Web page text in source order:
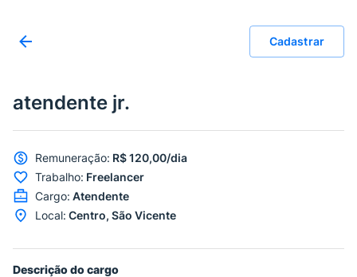
Cadastrar
atendente jr.
Remuneração: R$ 120,00/dia
Trabalho: Freelancer
Cargo: Atendente
Local: Centro, São Vicente
Descrição do cargo